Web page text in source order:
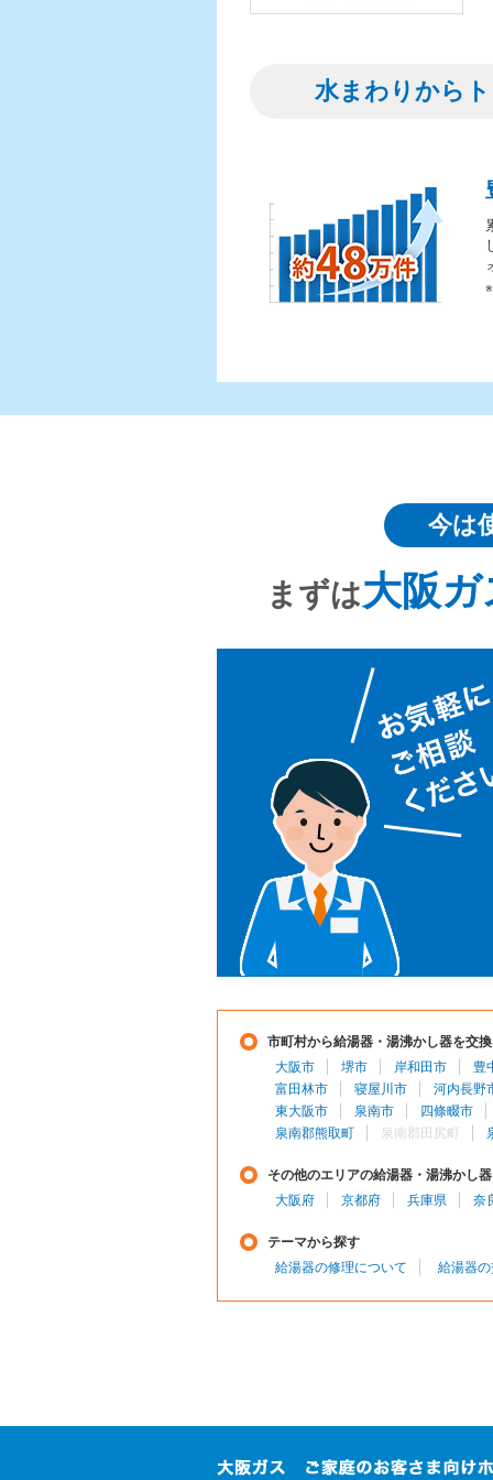
水まわりから
今は
まずは大阪
市町村から給湯器・湯沸かし器を交
大阪市
堺市 岸和田市
豊
富田林市
寝屋川市
河内長野
東大阪市
泉南市
四條畷市
泉南郡熊取町
泉南郡田尻町
その他のエリアの給湯器・湯沸かし
大阪府
京都府 兵庫県 奈
テーマから探す
給湯器の修理について
給湯器